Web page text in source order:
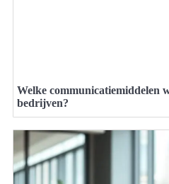
Welke communicatiemiddelen
bedrijven?